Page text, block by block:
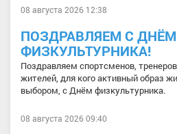
08 августа 2026 12:38
ПОЗДРАВЛЯЕМ С ДНЁМ
ФИЗКУЛЬТУРНИКА!
Поздравляем спортсменов,
жителей, для кого активный образ
выбором, с Днём физкультурника.
08 августа 2026 09:40